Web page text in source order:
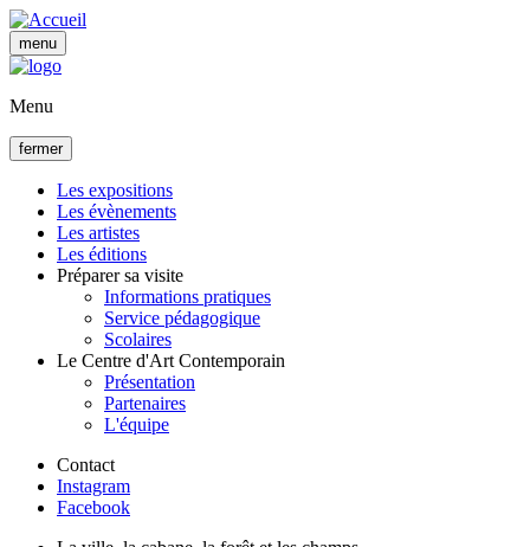
Aller
au
contenu
menu
Menu
fermer
Navigation
principale
Les expositions
Les évènements
Les artistes
Les éditions
Préparer sa visite
Informations pratiques
Service pédagogique
Scolaires
Le Centre d'Art Contemporain
Présentation
Partenaires
L'équipe
Contact
Instagram
Facebook